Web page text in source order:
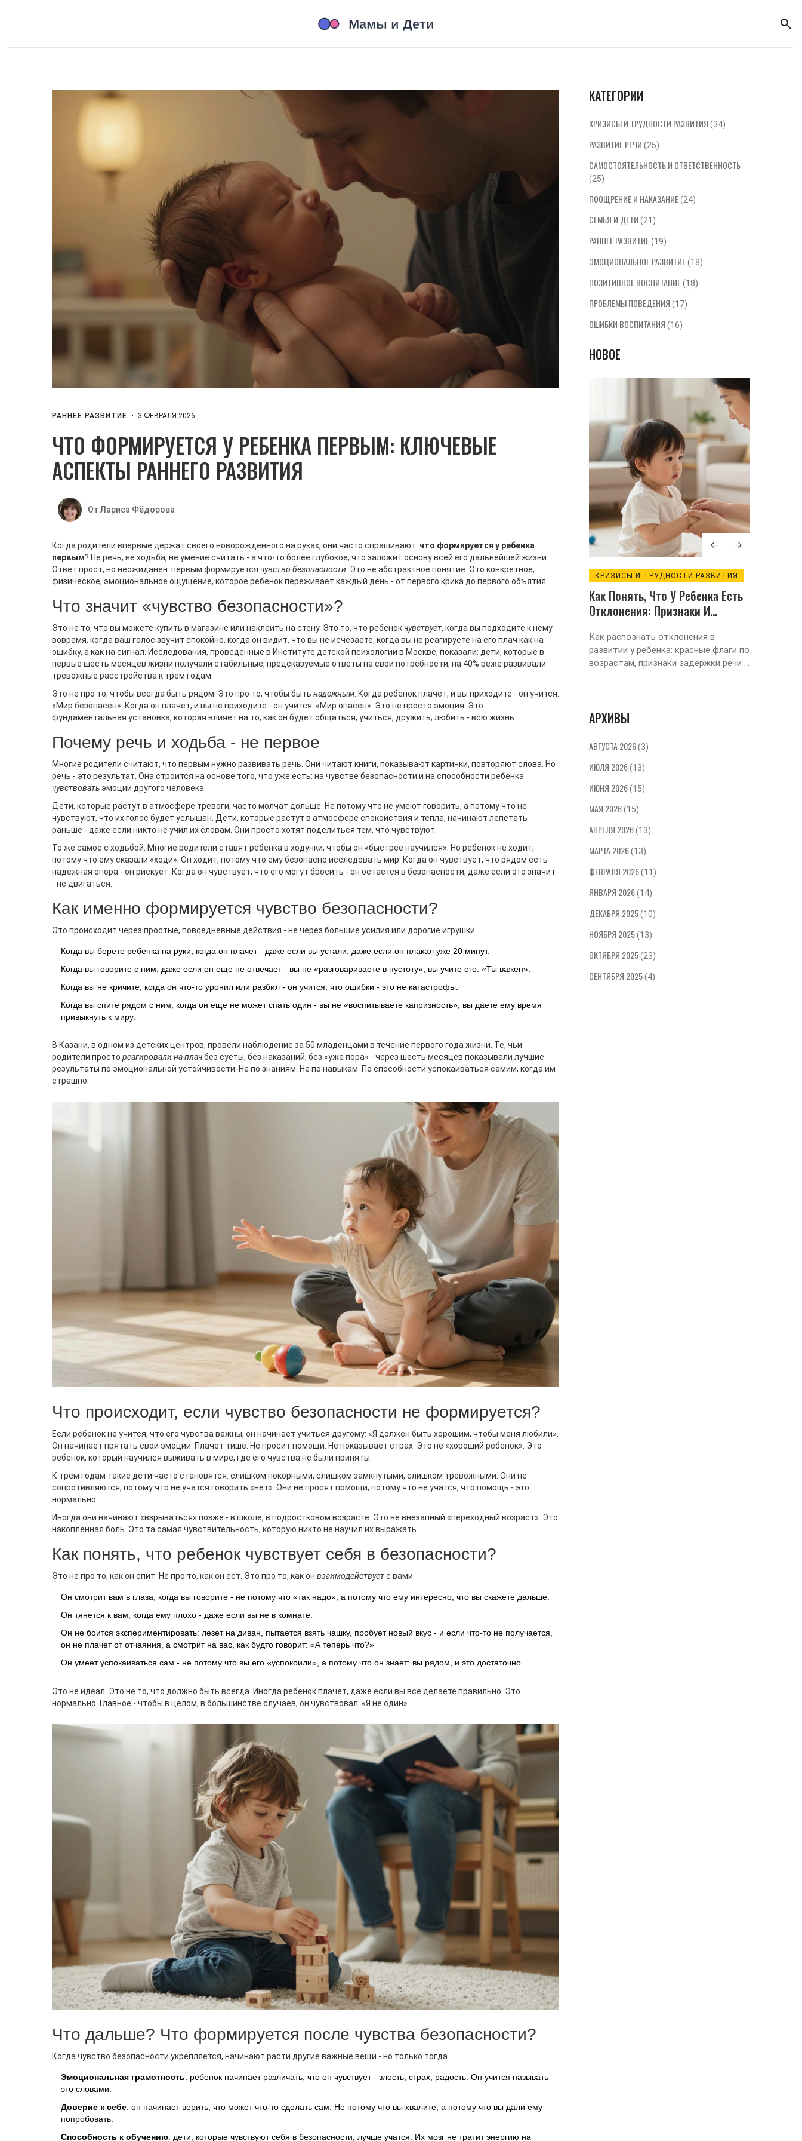
РАННЕЕ РАЗВИТИЕ 3 ФЕВРАЛЯ 2026
ЧТО ФОРМИРУЕТСЯ У РЕБЕНКА ПЕРВЫМ: КЛЮЧЕВЫЕ
АСПЕКТЫ РАННЕГО РАЗВИТИЯ
От Лариса Фёдорова
Когда родители впервые держат своего новорожденного на руках, они часто спрашивают: что формируется у ребенка
первым? Не речь, не ходьба, не умение считать - а что-то более глубокое, что заложит основу всей его дальнейшей жизни.
Ответ прост, но неожиданен: первым формируется чувство безопасности . Это не абстрактное понятие. Это конкретное,
физическое, эмоциональное ощущение, которое ребенок переживает каждый день - от первого крика до первого объятия.
Что значит «чувство безопасности»?
Это не то, что вы можете купить в магазине или наклеить на стену. Это то, что ребенок чувствует, когда вы подходите к нему
вовремя, когда ваш голос звучит спокойно, когда он видит, что вы не исчезаете, когда вы не реагируете на его плач как на
ошибку, а как на сигнал. Исследования, проведенные в Институте детской психологии в Москве, показали: дети, которые в
первые шесть месяцев жизни получали стабильные, предсказуемые ответы на свои потребности, на 40% реже развивали
тревожные расстройства к трем годам.
Это не про то, чтобы всегда быть рядом. Это про то, чтобы быть надежным . Когда ребенок плачет, и вы приходите - он учится:
«Мир безопасен». Когда он плачет, и вы не приходите - он учится: «Мир опасен». Это не просто эмоция. Это
фундаментальная установка, которая влияет на то, как он будет общаться, учиться, дружить, любить - всю жизнь.
Почему речь и ходьба - не первое
Многие родители считают, что первым нужно развивать речь. Они читают книги, показывают картинки, повторяют слова. Но
речь - это результат. Она строится на основе того, что уже есть: на чувстве безопасности и на способности ребенка
чувствоватьэмоции другого человека.
Дети, которые растут в атмосфере тревоги, часто молчат дольше. Не потому что не умеют говорить, а потому что не
чувствуют, что их голос будет услышан. Дети, которые растут в атмосфере спокойствия и тепла, начинают лепетать
раньше - даже если никто не учил их словам. Они просто хотят поделиться тем, что чувствуют.
То же самое с ходьбой. Многие родители ставят ребенка в ходунки, чтобы он «быстрее научился». Но ребенок не ходит,
потому что ему сказали «ходи». Он ходит, потому что ему безопасно исследовать мир. Когда он чувствует, что рядом есть
надежная опора - он рискует. Когда он чувствует, что его могут бросить - он остается в безопасности, даже если это значит
- не двигаться.
Как именно формируется чувство безопасности?
Это происходит через простые, повседневные действия - не через большие усилия или дорогие игрушки.
Когда вы берете ребенка на руки, когда он плачет - даже если вы устали, даже если он плакал уже 20 минут.
Когда вы говорите с ним, даже если он еще не отвечает - вы не «разговариваете в пустоту», вы учите его: «Ты важен».
Когда вы не кричите, когда он что-то уронил или разбил - он учится, что ошибки - это не катастрофы.
Когда вы спите рядом с ним, когда он еще не может спать один - вы не «воспитываете капризность», вы даете ему время
привыкнуть к миру.
В Казани, в одном из детских центров, провели наблюдение за 50 младенцами в течение первого года жизни. Те, чьи
родители просто реагировали на плачбез суеты, без наказаний, без «уже пора» - через шесть месяцев показывали лучшие
результаты по эмоциональной устойчивости. Не по знаниям. Не по навыкам. По способности успокаиваться самим, когда им
страшно.
Что происходит, если чувство безопасности не формируется?
Если ребенок не учится, что его чувства важны, он начинает учиться другому: «Я должен быть хорошим, чтобы меня любили».
Он начинает прятать свои эмоции. Плачет тише. Не просит помощи. Не показывает страх. Это не «хороший ребенок». Это
ребенок, который научился выживать в мире, где его чувства не были приняты.
К трем годам такие дети часто становятся: слишком покорными, слишком замкнутыми, слишком тревожными. Они не
сопротивляются, потому что не учатся говорить «нет». Они не просят помощи, потому что не учатся, что помощь - это
нормально.
Иногда они начинают «взрываться» позже - в школе, в подростковом возрасте. Это не внезапный «переходный возраст». Это
накопленная боль. Это та самая чувствительность, которую никто не научил их выражать.
Как понять, что ребенок чувствует себя в безопасности?
Это не про то, как он спит. Не про то, как он ест. Это про то, как он взаимодействуетс вами.
Он смотрит вам в глаза, когда вы говорите - не потому что «так надо», а потому что ему интересно, что вы скажете дальше.
Он тянется к вам, когда ему плохо - даже если вы не в комнате.
Он не боится экспериментировать: лезет на диван, пытается взять чашку, пробует новый вкус - и если что-то не получается,
он не плачет от отчаяния, а смотрит на вас, как будто говорит: «А теперь что?»
Он умеет успокаиваться сам - не потому что вы его «успокоили», а потому что он знает: вы рядом, и это достаточно.
Это не идеал. Это не то, что должно быть всегда. Иногда ребенок плачет, даже если вы все делаете правильно. Это
нормально. Главное - чтобы в целом, в большинстве случаев, он чувствовал: «Я не один».
Что дальше? Что формируется после чувства безопасности?
Когда чувство безопасности укрепляется, начинают расти другие важные вещи - но только тогда.
Эмоциональная грамотность: ребенок начинает различать, что он чувствует - злость, страх, радость. Он учится называть
это словами.
Доверие к себе: он начинает верить, что может что-то сделать сам. Не потому что вы хвалите, а потому что вы дали ему
попробовать.
Способность к обучению: дети, которые чувствуют себя в безопасности, лучше учатся. Их мозг не тратит энергию на
КАТЕГОРИИ
КРИЗИСЫ И ТРУДНОСТИ РАЗВИТИЯ (34)
РАЗВИТИЕ РЕЧИ (25)
САМОСТОЯТЕЛЬНОСТЬ И ОТВЕТСТВЕННОСТЬ
(25)
ПООЩРЕНИЕ И НАКАЗАНИЕ(24)
СЕМЬЯ И ДЕТИ (21)
РАННЕЕ РАЗВИТИЕ(19)
ЭМОЦИОНАЛЬНОЕ РАЗВИТИЕ(18)
ПОЗИТИВНОЕ ВОСПИТАНИЕ(18)
ПРОБЛЕМЫ ПОВЕДЕНИЯ (17)
ОШИБКИ ВОСПИТАНИЯ (16)
НОВОЕ
РАННЕЕ РАЗВИТИЕ
Какой Вид Деятельности
Является Ведущим У Детей
Раннего Возраста? | Развитие
Ребенка
Ведущая деятельность для малышей
до 3 лет - это игра. Она формирует
речь, эмоции и социальные навыки. В
статье разбираем, почему игра
важнее учебы, какие виды игр
подходят для разных возрастов и
как помочь ребенку развиваться
САМОСТОЯТЕЛЬНОСТЬ И
ОТВЕТСТВЕННОСТЬ
В Каком Возрасте Формируется
Тип Привязанности У Ребенка
Многие родители задумываются,
когда у малыша появляется свой тип
привязанности и почему это вообще
ключевые этапы формирования
привязанности, реальные примеры из
жизни детей и простые советы для
Узнайте, как можно помочь ребенку
стать увереннее и научиться
доверять миру. Привожу практичные
работают, без сложных терминов и
теорий.
ПРОБЛЕМЫ ПОВЕДЕНИЯ
Их Распознавания
Разные нарушения поведения у детей
проявляются по-разному.
Распространенными считаются
замкнутость. Эти проблемы могут
быть вызваны внутренними или
внешними факторами. В статье
КРИЗИСЫ И ТРУДНОСТИ РАЗВИТИЯ
Как Понять, Что У Ребенка Есть
Отклонения: Признаки И
Как распознать отклонения в
развитии у ребенка: красные флаги по
возрастам, признаки задержки речи и
АРХИВЫ
АВГУСТА 2026(3)
ИЮЛЯ 2026(13)
ИЮНЯ 2026(15)
МАЯ 2026(15)
АПРЕЛЯ 2026(13)
МАРТА 2026(13)
ФЕВРАЛЯ 2026(11)
ЯНВАРЯ 2026(14)
ДЕКАБРЯ 2025(10)
НОЯБРЯ 2025(13)
ОКТЯБРЯ 2025(23)
СЕНТЯБРЯ 2025(4)